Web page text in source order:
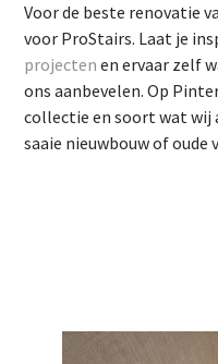
Voor de beste renovatie
voor ProStairs. Laat je
projecten en ervaar zelf
ons aanbevelen. Op
collectie en soort wat wij
saaie nieuwbouw of oude
beslissing te nemen?
stylist. Hij komt graag bij
te geven.
Voor de beste renovatie
voor ProStairs. Laat je